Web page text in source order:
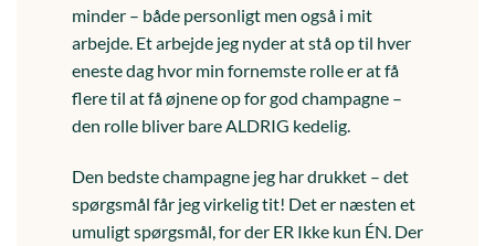
minder – både personligt men også i mit
arbejde. Et arbejde jeg nyder at stå op til hver
eneste dag hvor min fornemste rolle er at få
flere til at få øjnene op for god champagne –
den rolle bliver bare ALDRIG kedelig.
Den bedste champagne jeg har drukket – det
spørgsmål får jeg virkelig tit! Det er næsten et
umuligt spørgsmål, for der ER Ikke kun ÉN. Der